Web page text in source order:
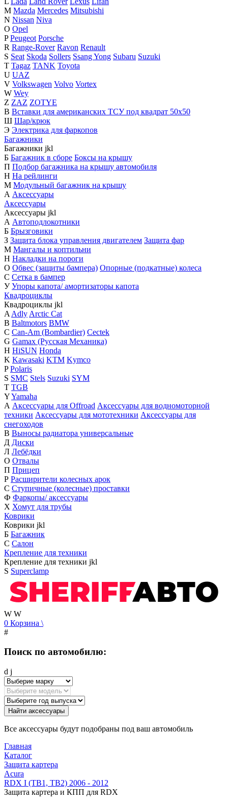
M Mazda Mercedes Mitsubishi
N Nissan Niva
O Opel
P Peugeot Porsche
R Range-Rover Ravon Renault
S Seat Skoda Sollers Ssang Yong Subaru Suzuki
T Tagaz TANK Toyota
U UAZ
V Volkswagen Volvo Vortex
W Wey
Z ZAZ ZOTYE
В Вставки для американских ТСУ под квадрат 50х50
Ш Шар/крюк
Э Электрика для фаркопов
Багажники
Багажники jkl
Б Багажник в сборе Боксы на крышу
П Подбор багажника на крышу автомобиля
Н На рейлинги
М Модульный багажник на крышу
А Аксессуары
Аксессуары
Аксессуары jkl
А Автоподлокотники
Б Брызговики
З Защита блока управления двигателем Защита фар
М Мангалы и коптильни
Н Накладки на пороги
О Обвес (защиты бампера) Опорные (подкатные) колеса
С Сетка в бампер
У Упоры капота/ амортизаторы капота
Квадроциклы
Квадроциклы jkl
A Adly Arctic Cat
B Baltmotors BMW
C Can-Am (Bombardier) Cectek
G Gamax (Русская Механика)
H HiSUN Honda
K Kawasaki KTM Kymco
P Polaris
S SMC Stels Suzuki SYM
T TGB
YYamaha
А Аксессуары для Offroad Аксессуары для водномоторной
техники Аксессуары для мототехники Аксессуары для
снегоходов
В Выносы радиатора универсальные
Д Диски
Л Лебёдки
О Отвалы
П Прицеп
Р Расширители колесных арок
С Ступичные (колесные) проставки
Ф Фаркопы/ аксессуары
Х Хомут для трубы
Коврики
Коврики jkl
Б Багажник
С Салон
Крепление для техники
Крепление для техники jkl
S Superclamp
W W
0 Корзина \
#
Поиск по автомобилю:
d j
Найти аксессуары
Все аксессуары будут подобраны под ваш автомобиль
Главная
Каталог
Защита картера
Acura
RDX I (TB1, TB2) 2006 - 2012
Защита картера и КПП для RDX